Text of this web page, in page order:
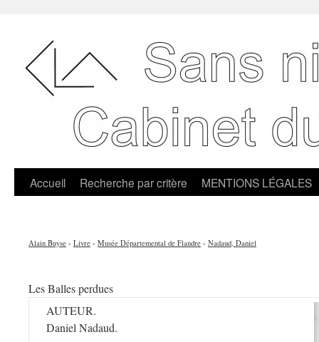
Accueil Recherche par critère MENTIONS LÉGALES
Alain Buyse - Livre - Musée Départemental de Flandre - Nadaud, Daniel
Les Balles perdues
AUTEUR.
Daniel Nadaud.